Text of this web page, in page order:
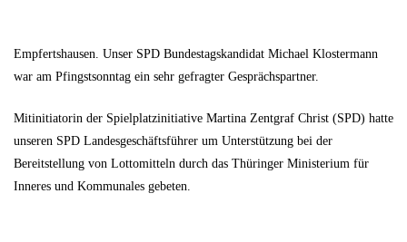
Empfertshausen. Unser SPD Bundestagskandidat Michael Klostermann
war am Pfingstsonntag ein sehr gefragter Gesprächspartner.
Mitinitiatorin der Spielplatzinitiative Martina Zentgraf Christ (SPD) hatte
unseren SPD Landesgeschäftsführer um Unterstützung bei der
Bereitstellung von Lottomitteln durch das Thüringer Ministerium für
Inneres und Kommunales gebeten.